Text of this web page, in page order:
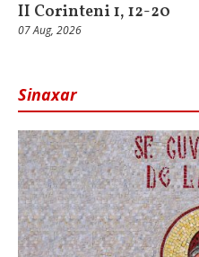
II Corinteni 1, 12-20
07 Aug, 2026
Sinaxar